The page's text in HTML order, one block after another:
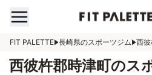
FIT PALETTE 長崎県のスポーツジム 西
西彼杵郡時津町のス